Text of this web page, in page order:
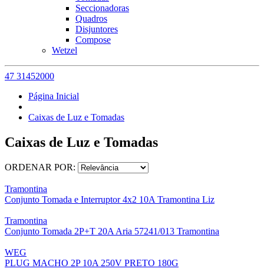
Seccionadoras
Quadros
Disjuntores
Compose
Wetzel
47 31452000
Página Inicial
Caixas de Luz e Tomadas
Caixas de Luz e Tomadas
ORDENAR POR:
Tramontina
Conjunto Tomada e Interruptor 4x2 10A Tramontina Liz
Tramontina
Conjunto Tomada 2P+T 20A Aria 57241/013 Tramontina
WEG
PLUG MACHO 2P 10A 250V PRETO 180G